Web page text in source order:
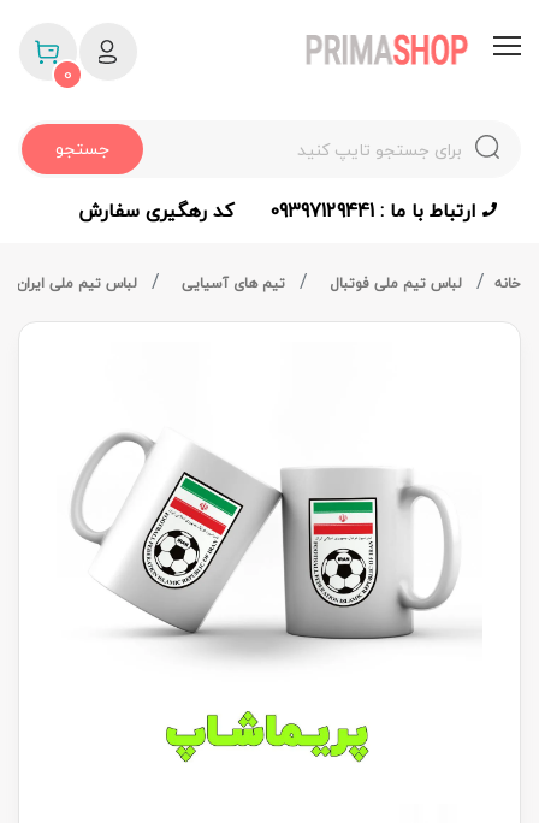
جستجو
0
ارتباط با ما : 09397129441 کد رهگیری سفارش
خانه لباس تیم ملی فوتبال تیم های آسیایی لباس تیم ملی ایران